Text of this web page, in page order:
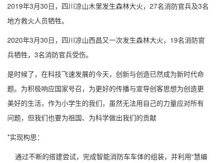
2019年3月30日，四川凉山木里发生森林大火，27名消防官兵及3名
地方救火人员牺牲。
2020年3月30日，四川凉山西昌又一次发生森林大火，19名消防官
兵牺牲，3名消防官兵受伤。
是时候了，在科技飞速发展的今天，创新与创造已然成为新时代命
题。为积极响应国家号召，为更好的传播与宣导创客思想为创造更
美好的生活，作为小学生的我们，虽然无法用自己的力量应对所有
问题，但我们也要为祖国、为科学做出我们的贡献
*实现构思：
通过不断的搭建尝试，完成智能消防车车体的组装，并利用“慧编